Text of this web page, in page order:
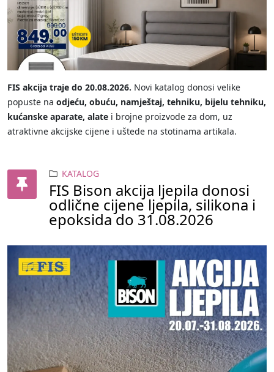
FIS akcija traje do 20.08.2026. Novi katalog donosi velike
popuste na odjeću, obuću, namještaj, tehniku, bijelu tehniku,
kućanske aparate, alate i brojne proizvode za dom, uz
atraktivne akcijske cijene i uštede na stotinama artikala.
KATALOG
FIS Bison akcija ljepila donosi
odlične cijene ljepila, silikona i
epoksida do 31.08.2026